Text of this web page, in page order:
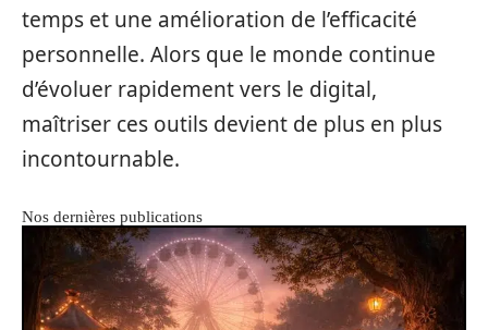
temps et une amélioration de l’efficacité
personnelle. Alors que le monde continue
d’évoluer rapidement vers le digital,
maîtriser ces outils devient de plus en plus
incontournable.
Nos dernières publications